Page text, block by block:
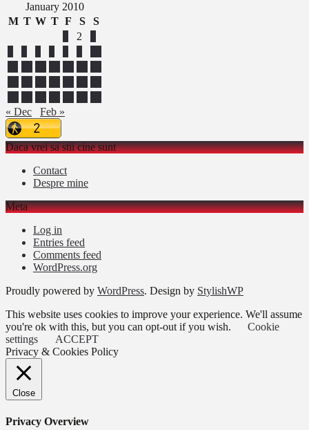
January 2010
M T W T F S
S
2
« Dec
Feb »
Daca vrei sa stii cine sunt
Contact
Despre mine
Meta
Log in
Entries feed
Comments feed
WordPress.org
Proudly powered by WordPress. Design by StylishWP
This website uses cookies to improve your experience. We'll assume
you're ok with this, but you can opt-out if you wish.
Cookie
settings
ACCEPT
Privacy & Cookies Policy
Close
Privacy Overview